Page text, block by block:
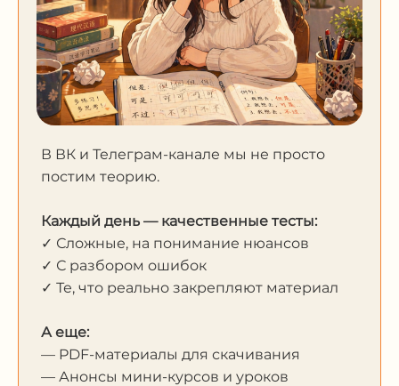
В ВК и Телеграм-канале мы не просто
постим теорию.
Каждый день — качественные тесты:
✓ Сложные, на понимание нюансов
✓ С разбором ошибок
✓ Те, что реально закрепляют материал
А еще:
— PDF-материалы для скачивания
— Анонсы мини-курсов и уроков